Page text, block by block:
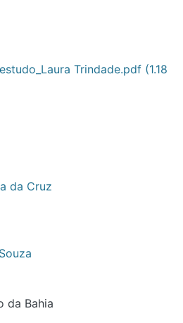
Trindade.pdf (1.18
da Cruz
da Bahia